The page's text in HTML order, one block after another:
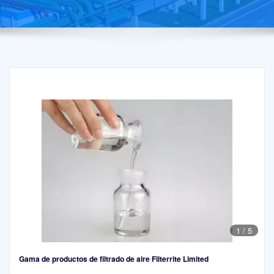
1 / 5
Gama de productos de filtrado de aire Filterrite Limited